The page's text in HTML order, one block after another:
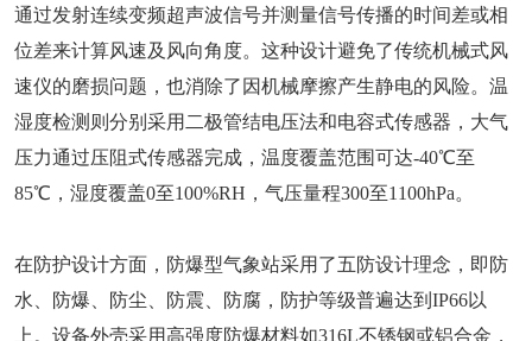
通过发射连续变频超声波信号并测量信号传播的时间差或相
位差来计算风速及风向角度。这种设计避免了传统机械式风
速仪的磨损问题，也消除了因机械摩擦产生静电的风险。温
湿度检测则分别采用二极管结电压法和电容式传感器，大气
压力通过压阻式传感器完成，温度覆盖范围可达-40℃至
85℃，湿度覆盖0至100%RH，气压量程300至1100hPa。
在防护设计方面，防爆型气象站采用了五防设计理念，即防
水、防爆、防尘、防震、防腐，防护等级普遍达到IP66以
上。设备外壳采用高强度防爆材料如316L不锈钢或铝合金，